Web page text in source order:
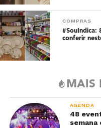
COMPRAS
#SouIndica:
conferir
MAIS
AGENDA
48
semana